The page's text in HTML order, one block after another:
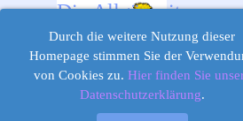
Durch die weitere Nutzung dieser
Homepage stimmen Sie der
von Cookies zu. Hier finden Sie
Datenschutzerklärung.
Direkt zum Seiteninhalt
Die Allgäuseiten
Ihr Informations-, Ausflugs- und